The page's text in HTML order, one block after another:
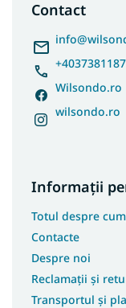
Contact
info@
Wilsondo.ro
wilsondo.ro
Informații
Totul despre
Contacte
Despre noi
Reclamații și
Transportul și